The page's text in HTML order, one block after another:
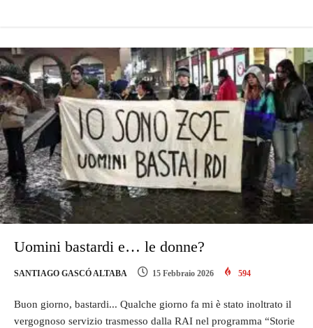
Uomini bastardi e… le donne?
SANTIAGO GASCÓ ALTABA 15 Febbraio 2026 594
Buon giorno, bastardi... Qualche giorno fa mi è stato inoltrato il
vergognoso servizio trasmesso dalla RAI nel programma “Storie